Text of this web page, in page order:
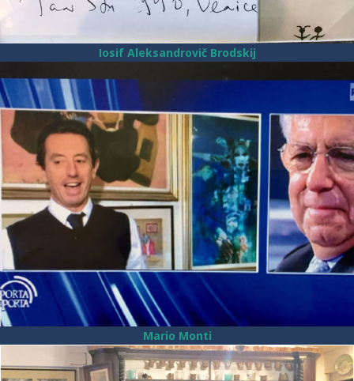
Iosif Aleksandrovič Brodskij
Mario Monti